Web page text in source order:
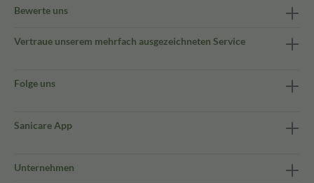
Bewerte uns
Vertraue unserem mehrfach ausgezeichneten Service
Folge uns
Sanicare App
Unternehmen